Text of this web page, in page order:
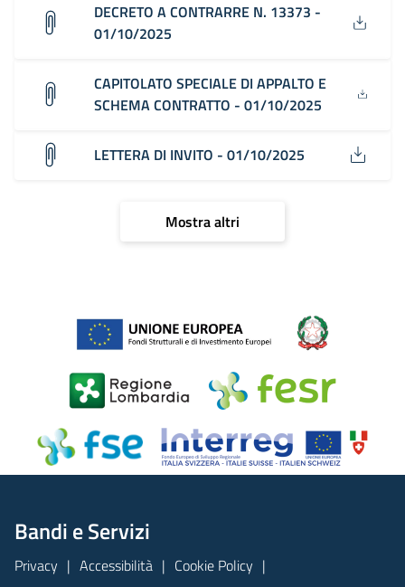
DECRETO A CONTRARRE N. 13373 -
01/10/2025
CAPITOLATO SPECIALE DI APPALTO E
SCHEMA CONTRATTO - 01/10/2025
LETTERA DI INVITO - 01/10/2025
Mostra altri
Bandi e Servizi
Privacy Accessibilità
Cookie Policy